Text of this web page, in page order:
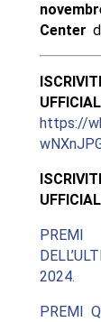
Center
https://
PREMI
2024.
PREMI